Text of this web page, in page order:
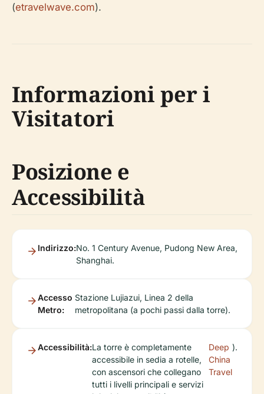
(etravelwave.com).
Informazioni per i
Visitatori
Posizione e
Accessibilità
Indirizzo:No. 1 Century Avenue, Pudong New Area,
Shanghai.
Accesso
Metro:
Stazione Lujiazui, Linea 2 della
metropolitana (a pochi passi dalla torre).
Accessibilità:La torre è completamente
accessibile in sedia a rotelle,
con ascensori che collegano
tutti i livelli principali e servizi
Deep
China
Travel
).